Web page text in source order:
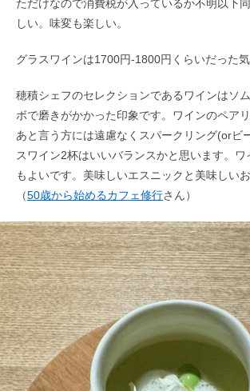
ただけなので消費税が入っているか不明以下
しい。味変も楽しい。
グラスワインは1700円-1800円くらいだった気
穂積シェフのセレクションであるワインはソ
ボで磨きがかかった印象です。ワインのペア
あと言う方には遠慮なくスパークリング(orビ
スワイン2杯はいいバランスかと思います。ワ
もよいです。美味しいエスニックと美味しい
（50歳から始めるカフェ修行さん）